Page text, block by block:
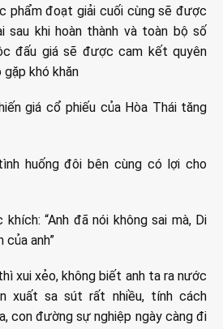
phẩm đoạt giải cuối cùng sẽ được
sau khi hoàn thành và toàn bộ số
đấu giá sẽ được cam kết quyên
khó khăn
giá cổ phiếu của Hòa Thái tăng
huống đôi bên cùng có lợi cho
“Anh đã nói không sai mà, Di
của anh”
xui xẻo, không biết anh ta ra nước
xuất sa sút rất nhiều, tính cách
con đường sự nghiệp ngày càng đi